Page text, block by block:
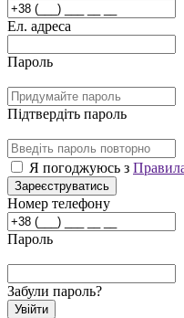
Ел. адреса
Пароль
Підтвердіть пароль
Я погоджуюсь з
Зареєструватись
Номер телефону
Пароль
Забули пароль?
Увійти